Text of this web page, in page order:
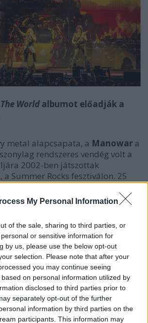
My Personal Information
of the sale, sharing to third parties, or
or sensitive information for
by us, please use the below opt-out
selection. Please note that after your
you may continue seeing
on personal information utilized by
disclosed to third parties prior to
separately opt-out of the further
information by third parties on the
participants. This information may
Worldalbumot előadják a
metal alapcsapata, a Manowar a
rendszeres vendég volt a
2002-ben játszottak
Summer Rocks fesztiválon. 25
január 23-án egy speciális
Budapestre, amin felváltva
a végéig a
az 1987-es album jut, amit
klasszikusokkal, és egy új,
produkcióval egészítenek majd ki
Egy ezeréves főváros,
ostromot és felfordulást is,
Egy város és népe, amely nem
is kerül: ez az a szellem,